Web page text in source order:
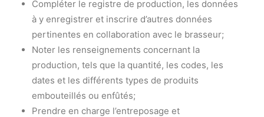
Compléter le registre de production, les données
à y enregistrer et inscrire d’autres données
pertinentes en collaboration avec le brasseur;
Noter les renseignements concernant la
production, tels que la quantité, les codes, les
dates et les différents types de produits
embouteillés ou enfûtés;
Prendre en charge l’entreposage et